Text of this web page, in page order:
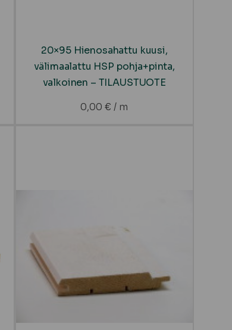
20×95 Hienosahattu kuusi,
välimaalattu HSP pohja+pinta,
valkoinen – TILAUSTUOTE
0,00€ / m